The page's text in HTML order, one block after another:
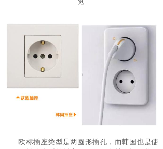
览
欧标插座类型是两圆形插孔，而韩国也是使